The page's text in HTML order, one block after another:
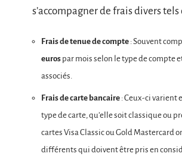
s’accompagner de frais divers tels
Frais de tenue de compte : Souvent
euros par mois selon le type de compte
associés.
Frais de carte bancaire : Ceux-ci varient
type de carte, qu’elle soit classique ou
cartes Visa Classic ou Gold Mastercard
différents qui doivent être pris en